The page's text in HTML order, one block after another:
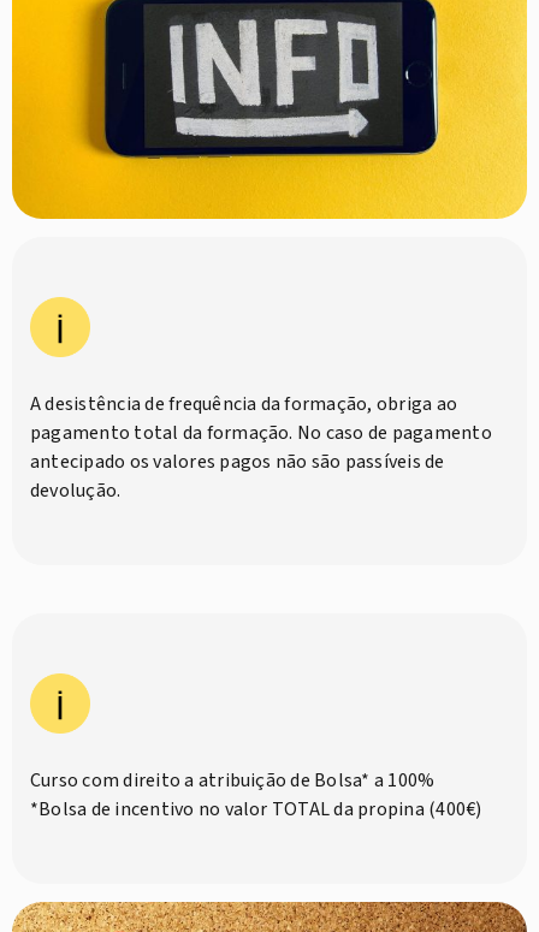
A desistência de frequência da formação, obriga ao
pagamento total da formação. No caso de pagamento
antecipado os valores pagos não são passíveis de
devolução.
Curso com direito a atribuição de Bolsa* a 100%
*Bolsa de incentivo no valor TOTAL da propina (400€)